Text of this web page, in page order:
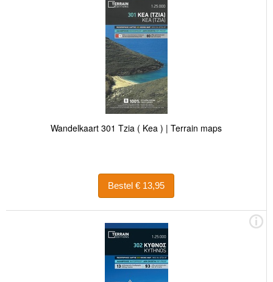
Wandelkaart 301 Tzia ( Kea ) | Terrain maps
Bestel € 13,95